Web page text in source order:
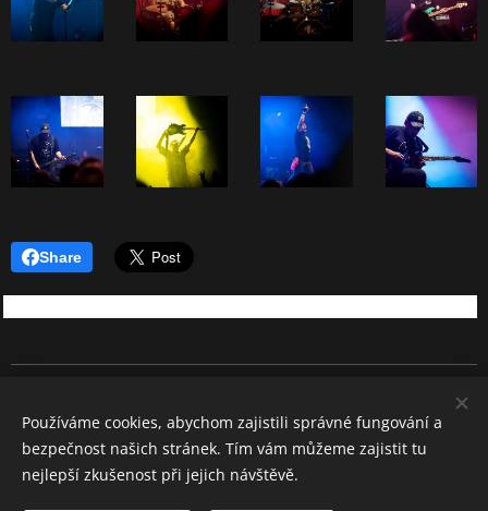
Share
Všechna práva vyhrazena 2026
Cookies
Používáme cookies, abychom zajistili správné fungování a
bezpečnost našich stránek. Tím vám můžeme zajistit tu
nejlepší zkušenost při jejich návštěvě.